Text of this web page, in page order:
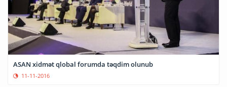
ASAN xidmət qlobal forumda təqdim olunub
11-11-2016